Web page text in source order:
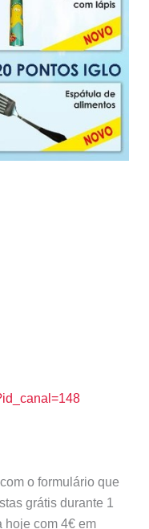
o formulário que
grátis durante 1
hoje com 4€ em